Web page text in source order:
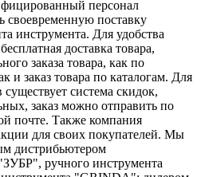
персонал
своевременную поставку
инструмента. Для удобства
доставка товара,
заказа товара, как по
и заказ товара по каталогам. Для
система скидок,
заказ можно отправить по
почте. Также компания
для своих покупателей. Мы
дистрибьютером
ручного инструмента